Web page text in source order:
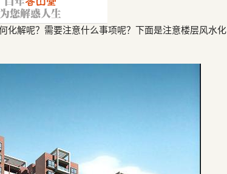
化解呢？需要注意什么事项呢？下面是注意楼层风水化